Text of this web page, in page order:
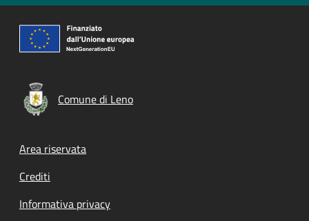
Comune di Leno
Footer menu
Area riservata
Crediti
Informativa privacy